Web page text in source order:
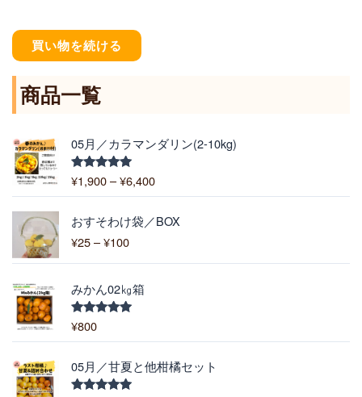
買い物を続ける
商品一覧
05月／カラマンダリン(2-10kg)
5段階中
5.00
¥1,900 –¥6,400
価
格
:
1
6
4
おすそわけ袋／BOX
¥25 –¥100
価
格
帯
:
¥
2
5
1
0
みかん02㎏箱
5段階中
¥800
05月／甘夏と他柑橘セット
価
格